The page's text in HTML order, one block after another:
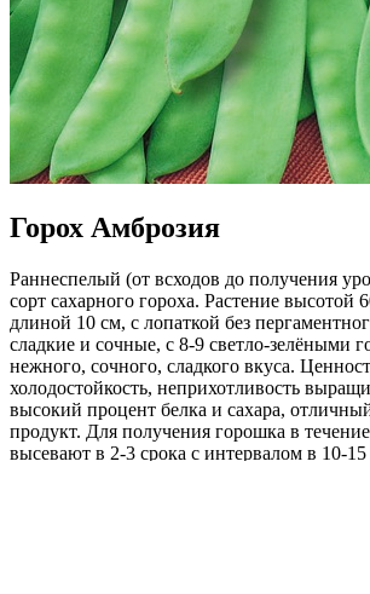
Горох Амброзия
Раннеспелый (от всходов до получения
сорт сахарного гороха. Растение высотой
длиной 10 см, с лопаткой без
сладкие и сочные, с 8-9 светло-зелёными
нежного, сочного, сладкого вкуса.
холодостойкость, неприхотливость
высокий процент белка и сахара,
продукт. Для получения горошка в течение
высевают в 2-3 срока с интервалом в 10-